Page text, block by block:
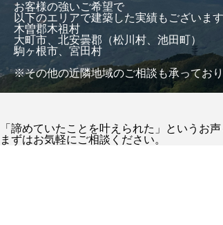
お客様の強いご希望で
以下のエリアで建築した実績もございます
木曽郡木祖村
大町市、北安曇郡（松川村、池田町）
駒ヶ根市、宮田村
※その他の近隣地域のご相談も承っており
「諦めていたことを叶えられた」というお
まずはお気軽にご相談ください。